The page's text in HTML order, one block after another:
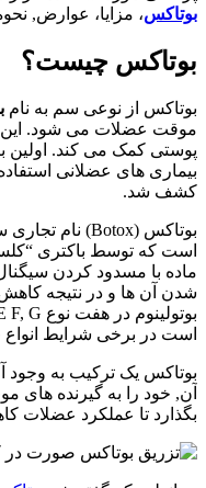
بوتاکس، مزایا، عوارض,
بوتاکس چیست؟
بوتاکس از نوعی سم به نام
موقت عضلات می‌ شود.
بیماری‌ های عضلانی
کشف شد.
بوتاکس (Botox) نام تجاری سم عصبی به نام “
است که توسط باکتری
ماده با مسدود کردن
شدن آن‌ ها و در نتیجه
است در برخی شرایط انواع
بوتاکس یک ترکیب به وجود
آن, خود را به گیرنده های
بگذارد تا عملکرد عضلات